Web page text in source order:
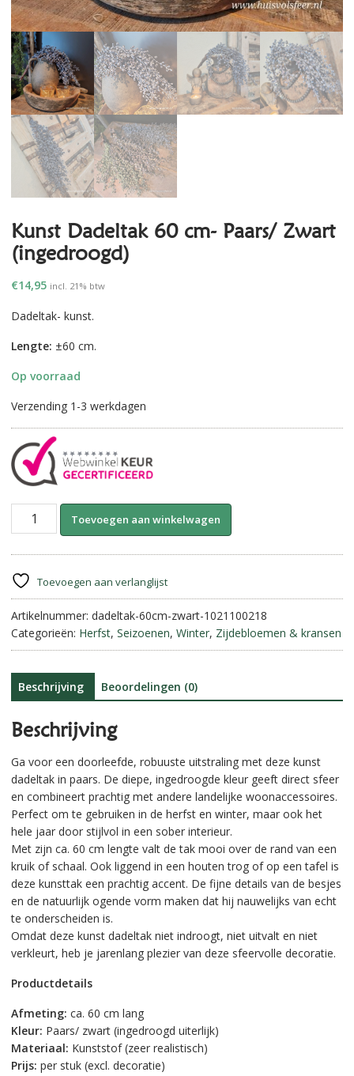
Kunst Dadeltak 60 cm- Paars/ Zwart
(ingedroogd)
€14,95 incl. 21% btw
Dadeltak- kunst.
Lengte: ±60 cm.
Op voorraad
Verzending 1-3 werkdagen
Kunst
Dadeltak
Paars/
Zwart
(ingedroogd)
aantal
Toevoegen aan winkelwagen
n
a
t
i
:
Toevoegen aan verlanglijst
Artikelnummer: dadeltak-60cm-zwart-1021100218
Categorieën: Herfst, Seizoenen, Winter, Zijdebloemen & kransen
Beschrijving Beoordelingen (0)
Beschrijving
Ga voor een doorleefde, robuuste uitstraling met deze kunst
dadeltak in paars. De diepe, ingedroogde kleur geeft direct sfeer
en combineert prachtig met andere landelijke woonaccessoires.
Perfect om te gebruiken in de herfst en winter, maar ook het
hele jaar door stijlvol in een sober interieur.
Met zijn ca. 60 cm lengte valt de tak mooi over de rand van een
kruik of schaal. Ook liggend in een houten trog of op een tafel is
deze kunsttak een prachtig accent. De fijne details van de besjes
en de natuurlijk ogende vorm maken dat hij nauwelijks van echt
te onderscheiden is.
Omdat deze kunst dadeltak niet indroogt, niet uitvalt en niet
verkleurt, heb je jarenlang plezier van deze sfeervolle decoratie.
Productdetails
Afmeting: ca. 60 cm lang
Kleur: Paars/ zwart (ingedroogd uiterlijk)
Materiaal: Kunststof (zeer realistisch)
Prijs: per stuk (excl. decoratie)